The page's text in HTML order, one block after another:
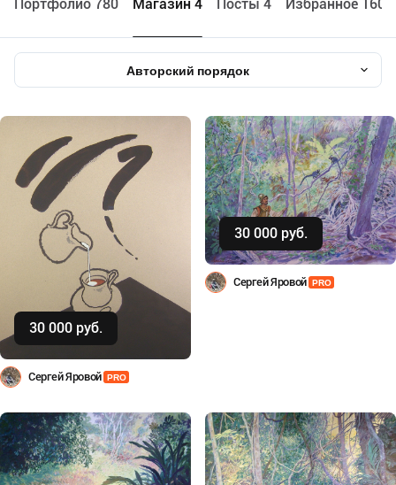
Портфолио 780 Maгазин 4 Посты 4 Избранное
Авторский порядок
30 000 руб.
Сергей Яровой PRO
30 000 руб. Купить
Сергей Яровой PRO